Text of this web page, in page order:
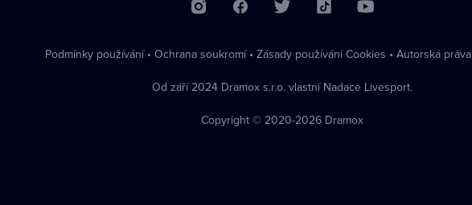
Podmínky používání • Ochrana soukromí • Zásady používání Cookies • Autorská práva
Od září 2024 Dramox s.r.o. vlastní Nadace Livesport.
Copyright © 2020-2026 Dramox